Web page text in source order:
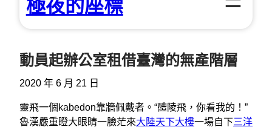
極夜的座標
動員起辦公室租借臺灣的無產階層
2020 年 6 月 21 日
靈飛一個kabedon靠牆佩戴者。“醴陵飛，你看我的！”
魯漢嚴重瞪大眼睛一臉茫來大陸天下大樓一場自下三洋